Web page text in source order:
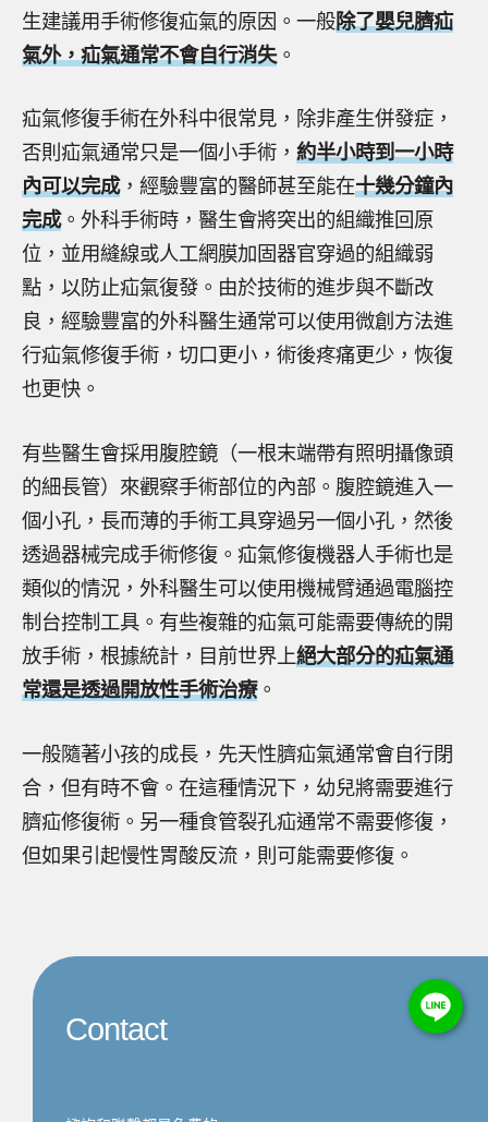
生建議用手術修復疝氣的原因。一般除了嬰兒臍疝
氣外，疝氣通常不會自行消失。
疝氣修復手術在外科中很常見，除非產生併發症，
否則疝氣通常只是一個小手術， 約半小時到一小時
內可以完成，經驗豐富的醫師甚至能在十幾分鐘內
完成。外科手術時，醫生會將突出的組織推回原
位，並用縫線或人工網膜加固器官穿過的組織弱
點，以防止疝氣復發。由於技術的進步與不斷改
良，經驗豐富的外科醫生通常可以使用微創方法進
行疝氣修復手術，切口更小，術後疼痛更少，恢復
也更快。
有些醫生會採用腹腔鏡（一根末端帶有照明攝像頭
的細長管）來觀察手術部位的內部。腹腔鏡進入一
個小孔，長而薄的手術工具穿過另一個小孔，然後
透過器械完成手術修復。疝氣修復機器人手術也是
類似的情況，外科醫生可以使用機械臂通過電腦控
制台控制工具。有些複雜的疝氣可能需要傳統的開
放手術，根據統計，目前世界上絕大部分的疝氣通
常還是透過開放性手術治療。
一般隨著小孩的成長，先天性臍疝氣通常會自行閉
合，但有時不會。在這種情況下，幼兒將需要進行
臍疝修復術。另一種食管裂孔疝通常不需要修復，
但如果引起慢性胃酸反流，則可能需要修復。
Contact